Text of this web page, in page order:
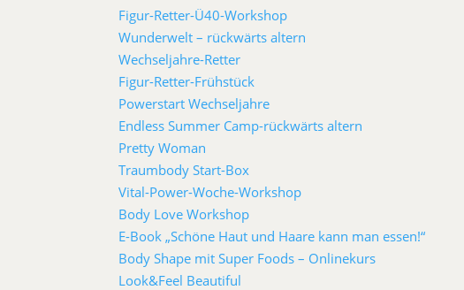
Figur-Retter-Ü40-Workshop
Wunderwelt – rückwärts altern
Wechseljahre-Retter
Figur-Retter-Frühstück
Powerstart Wechseljahre
Endless Summer Camp-rückwärts altern
Pretty Woman
Traumbody Start-Box
Vital-Power-Woche-Workshop
Body Love Workshop
E-Book „Schöne Haut und Haare kann man essen!“
Body Shape mit Super Foods – Onlinekurs
Look&Feel Beautiful